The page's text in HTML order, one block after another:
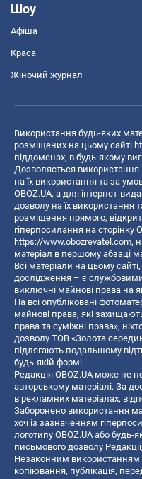
Шоу
Афіша
Краса
Жіночий журнал
Використання будь-яких
розміщених на цьому сайті
піддоменах, в будь-якому
Дозволяється
на їх використання та за
OBOZ.UA, а для інтернет-
дозволу на їх використання
розміщення прямого,
гіперпосилання на сторінку
https://www.obozrevatel.com,
матеріал в першому абзаці
Всі матеріали на цьому сайті,
дослідження – є службовими
виключні майнові права на
На всі опубліковані
майнові права, які
права та суміжні права»,
дозволу ТОВ «Золота
підлягають подальшому
будь-якій формі.
Редакція OBOZ.UA може не
авторському матеріалі. За
в рекламних матеріалах,
Заборонено використання
хоч із зазначенням
логотипу OBOZ.UA або будь-
письмового дозволу
Незаконним використанням
копiювання, публiкацiя,